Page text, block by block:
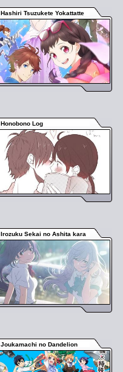
Hashiri Tsuzukete Yokattatte
Honobono Log
Irozuku Sekai no Ashita kara
Joukamachi no Dandelion